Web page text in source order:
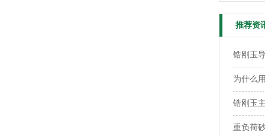
推荐资
锆刚玉
为什么
锆刚玉
重负荷